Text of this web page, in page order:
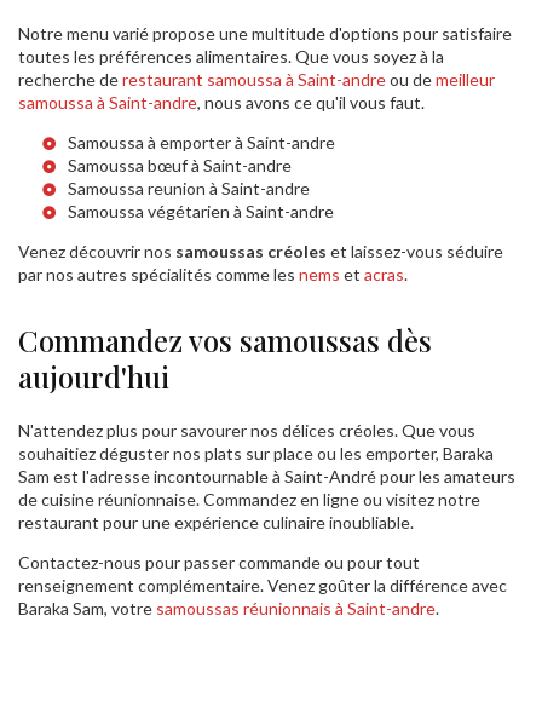
Notre menu varié propose une multitude d'options pour satisfaire
toutes les préférences alimentaires. Que vous soyez à la
recherche derestaurant samoussa à Saint-andreou demeilleur
samoussa à Saint-andre, nous avons ce qu'il vous faut.
Samoussa à emporter à Saint-andre
Samoussa bœuf à Saint-andre
Samoussa reunion à Saint-andre
Samoussa végétarien à Saint-andre
Venez découvrir nos samoussas créoles et laissez-vous séduire
par nos autres spécialités comme les nems et acras.
Commandez vos samoussas dès
aujourd'hui
N'attendez plus pour savourer nos délices créoles. Que vous
souhaitiez déguster nos plats sur place ou les emporter, Baraka
Sam est l'adresse incontournable à Saint-André pour les amateurs
de cuisine réunionnaise. Commandez en ligne ou visitez notre
restaurant pour une expérience culinaire inoubliable.
Contactez-nous pour passer commande ou pour tout
renseignement complémentaire. Venez goûter la différence avec
Baraka Sam, votre samoussas réunionnais à Saint-andre.